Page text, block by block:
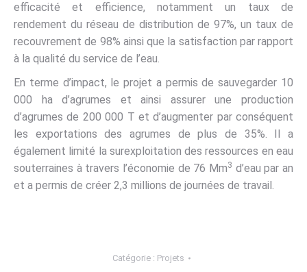
efficacité et efficience, notamment un taux de
rendement du réseau de distribution de 97%, un taux de
recouvrement de 98% ainsi que la satisfaction par rapport
à la qualité du service de l’eau.
En terme d’impact, le projet a permis de sauvegarder 10
000 ha d’agrumes et ainsi assurer une production
d’agrumes de 200 000 T et d’augmenter par conséquent
les exportations des agrumes de plus de 35%. Il a
également limité la surexploitation des ressources en eau
souterraines à travers l’économie de 76 Mm3 d’eau par an
et a permis de créer 2,3 millions de journées de travail.
Catégorie : Projets